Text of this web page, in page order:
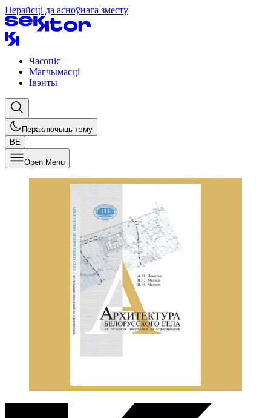
Перайсці да асноўнага зместу
Часопіс
Магчымасці
Івэнты
Пераключыць тэму
BE
Open Menu